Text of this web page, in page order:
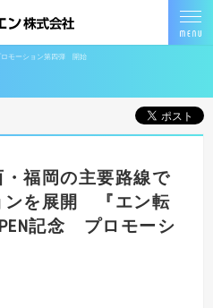
ロモーション第四弾 開始
福岡の主要路線で
ンを展開
『エン転
記念 プロモーシ